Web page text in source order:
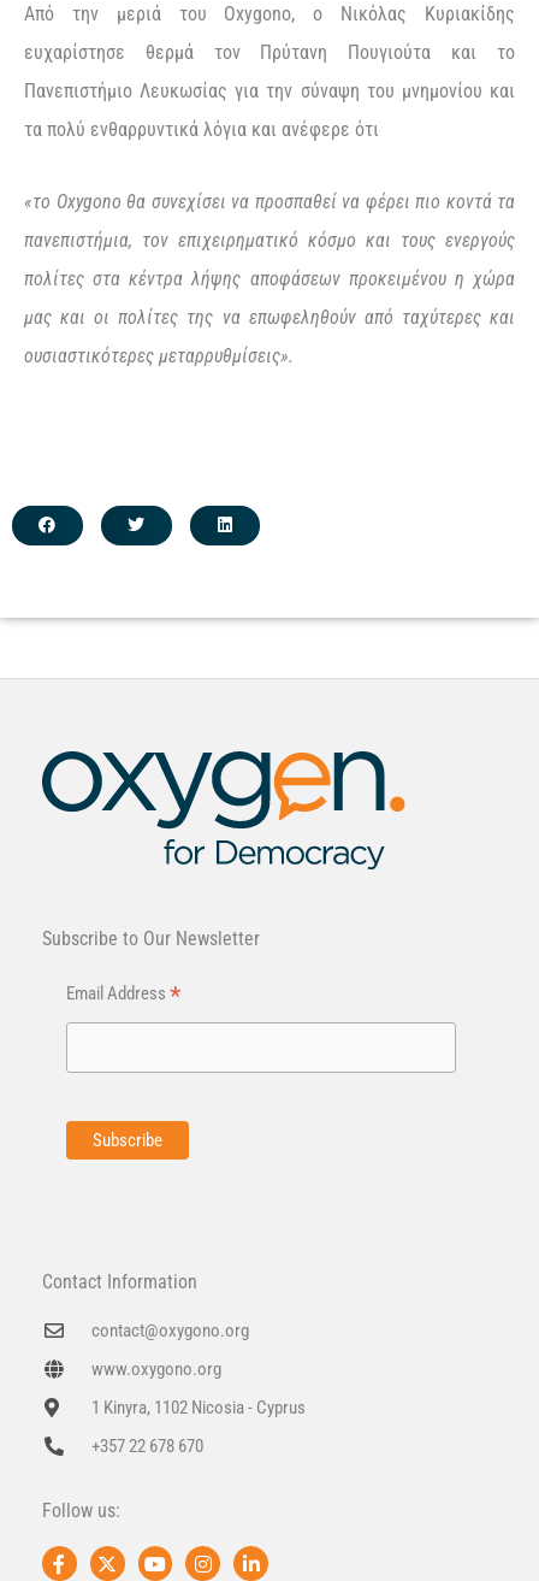
Από την μεριά του Oxygono, o Νικόλας Κυριακίδης
ευχαρίστησε θερμά τον Πρύτανη Πουγιούτα και το
Πανεπιστήμιο Λευκωσίας για την σύναψη του μνημονίου και
τα πολύ ενθαρρυντικά λόγια και ανέφερε ότι
«το Oxygono θα συνεχίσει να προσπαθεί να φέρει πιο κοντά τα
πανεπιστήμια, τον επιχειρηματικό κόσμο και τους ενεργούς
πολίτες στα κέντρα λήψης αποφάσεων προκειμένου η χώρα
μας και οι πολίτες της να επωφεληθούν από ταχύτερες και
ουσιαστικότερες μεταρρυθμίσεις».
Subscribe to Our Newsletter
Email Address *
Contact Information
contact@oxygono.org
www.oxygono.org
1 Kinyra, 1102 Nicosia - Cyprus
+357 22 678 670
Follow us:
F
a
X
-
Y
o
I
n
L
i